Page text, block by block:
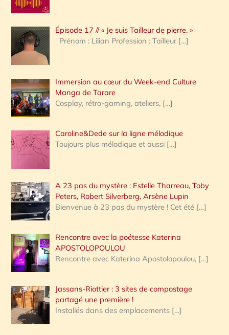
c
h
e
:
Épisode 17 // « Je suis Tailleur de pierre. »
Prénom : Lilian Profession : Tailleur […]
Immersion au cœur du Week-end Culture
Manga de Tarare
Cosplay, rétro-gaming, ateliers, […]
Caroline&Dede sur la ligne mélodique
Toujours plus mélodique et aussi […]
A 23 pas du mystère : Estelle Tharreau, Toby
Peters, Robert Silverberg, Arsène Lupin
Bienvenue à 23 pas du mystère ! Cet été […]
Rencontre avec la poétesse Katerina
APOSTOLOPOULOU
Rencontre avec Katerina Apostolopoulou, […]
Jassans-Riottier : 3 sites de compostage
partagé une première !
Installés dans des emplacements […]